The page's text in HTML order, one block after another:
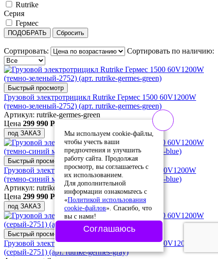
Rutrike
Серия
Гермес
ПОДОБРАТЬ Сбросить
Сортировать: Сортировать по наличию:
Быстрый просмотр
Грузовой электротрицикл Rutrike Гермес 1500 60V1200W
(темно-зеленый-2752) (арт. rutrike-germes-green)
Артикул: rutrike-germes-green
Цена 299 990 Р.
под ЗАКАЗ
Быстрый просмотр
Грузовой электротрицикл Rutrike Гермес 1500 60V1200W
(темно-синий матовый-2811) (арт. rutrike-germes-blue)
Артикул: rutrike-germes-blue
Цена 299 990 Р.
под ЗАКАЗ
Быстрый просмотр
Грузовой электротрицикл Rutrike Гермес 1500 60V1200W
(серый-2751) (арт. rutrike-germes-gray)
Мы используем cookie-файлы,
чтобы учесть ваши
предпочтения и улучшить
работу сайта. Продолжая
просмотр, вы соглашаетесь с
их использованием.
Для дополнительной
информации ознакомьтесь с
«Политикой использования
cookie-файлов». Спасибо, что
вы с нами!
Соглашаюсь